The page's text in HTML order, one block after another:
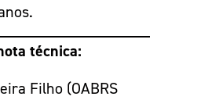
técnica:
Filho (OABRS